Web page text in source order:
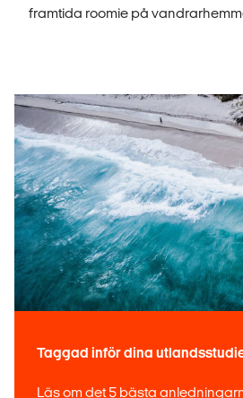
framtida roomie på
Taggad inför dina
Läs om det 5 bästa